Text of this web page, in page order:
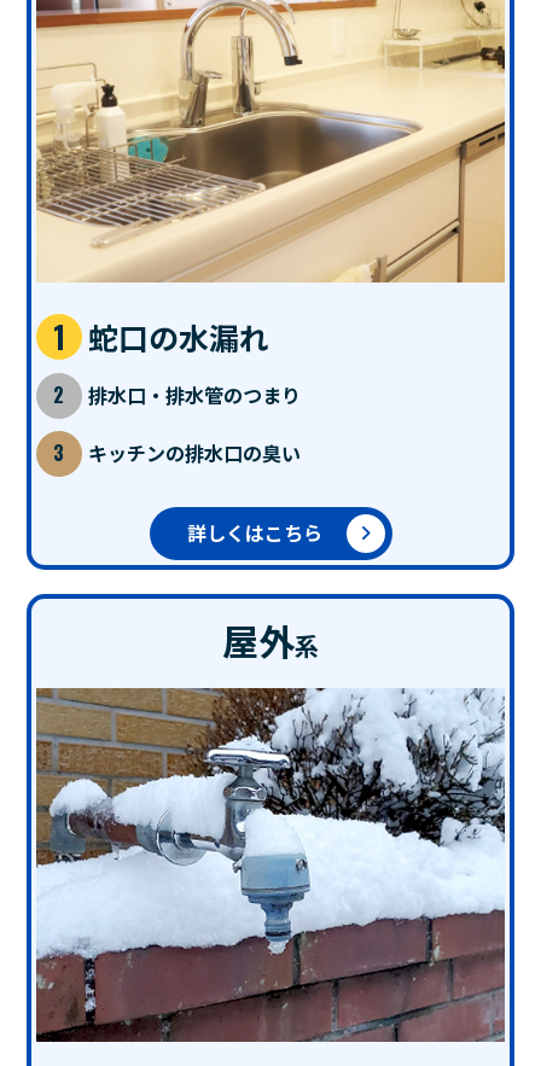
蛇口の水漏れ
排水口・排水管のつまり
キッチンの排水口の臭い
詳しくはこちら
屋外系